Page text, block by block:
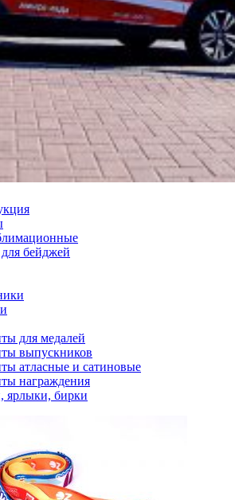
бейджей
для медалей
выпускников
атласные и сатиновые
награждения
ярлыки, бирки